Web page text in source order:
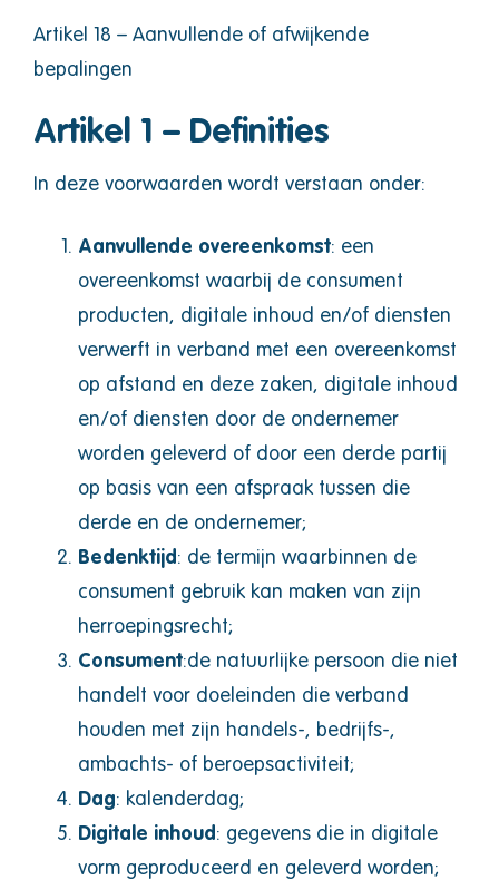
Artikel 18 – Aanvullende of afwijkende
bepalingen
Artikel 1 – Definities
In deze voorwaarden wordt verstaan onder:
Aanvullende overeenkomst: een
overeenkomst waarbij de consument
producten, digitale inhoud en/of diensten
verwerft in verband met een overeenkomst
op afstand en deze zaken, digitale inhoud
en/of diensten door de ondernemer
worden geleverd of door een derde partij
op basis van een afspraak tussen die
derde en de ondernemer;
Bedenktijd: de termijn waarbinnen de
consument gebruik kan maken van zijn
herroepingsrecht;
Consument:de natuurlijke persoon die niet
handelt voor doeleinden die verband
houden met zijn handels-, bedrijfs-,
ambachts- of beroepsactiviteit;
Dag: kalenderdag;
Digitale inhoud: gegevens die in digitale
vorm geproduceerd en geleverd worden;